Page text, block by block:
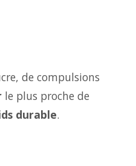
de compulsions
le plus proche de
durable.